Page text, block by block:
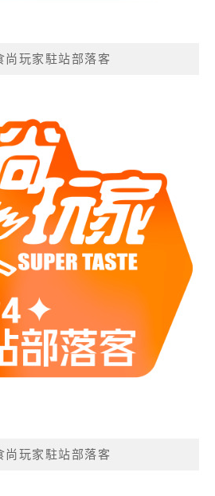
尚玩家駐站部落客
尚玩家駐站部落客